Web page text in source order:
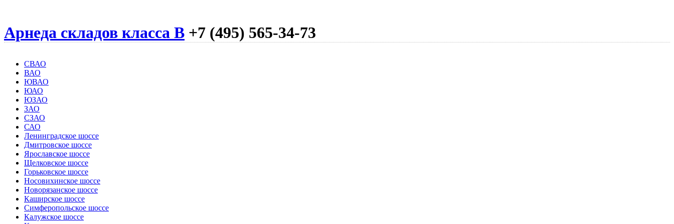
Арнеда складов класса B +7 (495) 565-34-73
СВАО
ВАО
ЮВАО
ЮАО
ЮЗАО
ЗАО
СЗАО
САО
Ленинградское шоссе
Дмитровское шоссе
Ярославское шоссе
Щелковское шоссе
Горьковское шоссе
Носовихинское шоссе
Новорязанское шоссе
Каширское шоссе
Симферопольское шоссе
Калужское шоссе